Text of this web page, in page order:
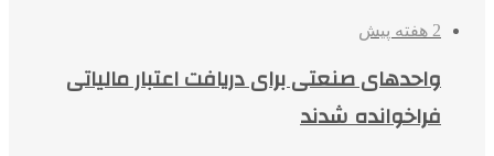
2 هفته پیش
واحدهای صنعتی برای دریافت اعتبار مالیاتی
فراخوانده شدند